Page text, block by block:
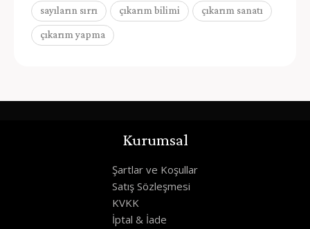
sayıların sırrı çıkarım bilimi çıkarım sanatı
çıkarım yapma
Kurumsal
Şartlar ve Koşullar
Satış Sözleşmesi
KVKK
İptal & İade